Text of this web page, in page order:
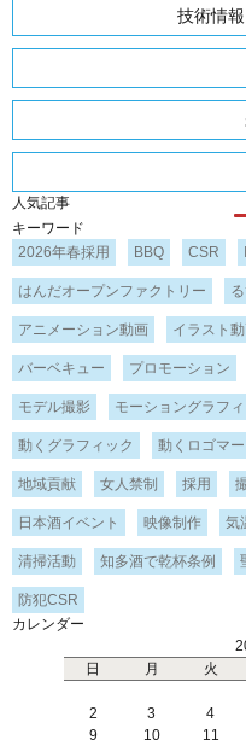
技術情
人気記事
キーワード
2026年春採用
BBQ CSR
はんだオープンファクトリー
アニメーション動画 イラスト
バーベキュー プロモーション
モデル撮影 モーショングラフ
動くグラフィック 動くロゴマー
地域貢献 女人禁制 採用
日本酒イベント 映像制作 気
清掃活動 知多酒で乾杯条例
防犯CSR
カレンダー
日
月 火
2
3 4
9
10 11